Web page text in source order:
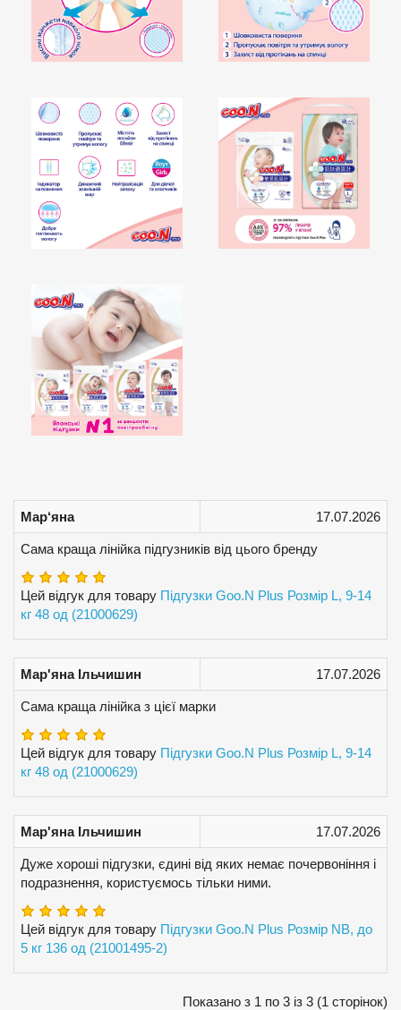
Мар‘яна 17.07.2026
Сама краща лінійка підгузників від цього бренду
Цей відгук для товару Підгузки Goo.N Plus Розмір L, 9-14
кг 48 од (21000629)
Мар'яна Ільчишин 17.07.2026
Сама краща лінійка з цієї марки
Цей відгук для товару Підгузки Goo.N Plus Розмір L, 9-14
кг 48 од (21000629)
Мар'яна Ільчишин 17.07.2026
Дуже хороші підгузки, єдині від яких немає почервоніння і
подразнення, користуємось тільки ними.
Цей відгук для товару Підгузки Goo.N Plus Розмір NB, до
5 кг 136 од (21001495-2)
Показано з 1 по 3 із 3 (1 сторінок)